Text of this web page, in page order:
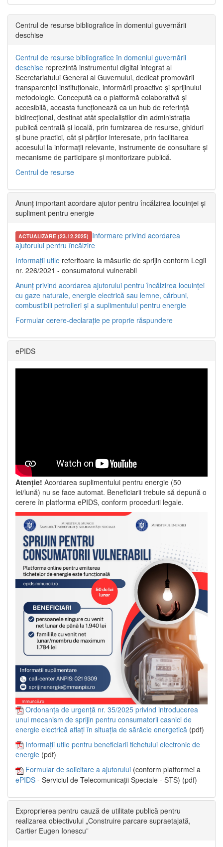
Centrul de resurse bibliografice în domeniul guvernării
deschise
Centrul de resurse bibliografice în domeniul guvernării
deschise reprezintă instrumentul digital integrat al
Secretariatului General al Guvernului, dedicat promovării
transparenței instituționale, informării proactive și sprijinului
metodologic. Concepută ca o platformă colaborativă și
accesibilă, aceasta funcționează ca un hub de referință
bidirecțional, destinat atât specialiștilor din administrația
publică centrală și locală, prin furnizarea de resurse, ghiduri
și bune practici, cât și părților interesate, prin facilitarea
accesului la informații relevante, instrumente de consultare și
mecanisme de participare și monitorizare publică.
Centrul de resurse
Anunț important acordare ajutor pentru încălzirea locuinței și
supliment pentru energie
ACTUALIZARE (23.12.2025) Informare privind acordarea
ajutorului pentru încălzire
Informații utile referitoare la măsurile de sprijin conform Legii
nr. 226/2021 - consumatorul vulnerabil
Anunț privind acordarea ajutorului pentru încălzirea locuinței
cu gaze naturale, energie electrică sau lemne, cărbuni,
combustibili petrolieri și a suplimentului pentru energie
Formular cerere-declarație pe proprie răspundere
ePIDS
Atenție! Acordarea suplimentului pentru energie (50
lei/lună) nu se face automat. Beneficiarii trebuie să depună o
cerere în platforma ePIDS, conform procedurii legale.
Ordonanța de urgență nr. 35/2025 privind introducerea
unui mecanism de sprijin pentru consumatorii casnici de
energie electrică aflați în situația de sărăcie energetică (pdf)
Informații utile pentru beneficiarii tichetului electronic de
energie (pdf)
Formular de solicitare a ajutorului (conform platformei a
ePIDS - Serviciul de Telecomunicații Speciale - STS) (pdf)
Exproprierea pentru cauză de utilitate publică pentru
realizarea obiectivului „Construire parcare supraetajată,
Cartier Eugen Ionescu”